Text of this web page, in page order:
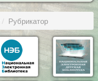
Рубрикатор